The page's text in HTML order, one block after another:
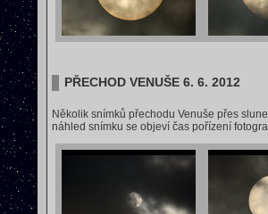
PŘECHOD VENUŠE 6. 6. 2012
Několik snímků přechodu Venuše přes
náhled snímku se objeví čas pořízení